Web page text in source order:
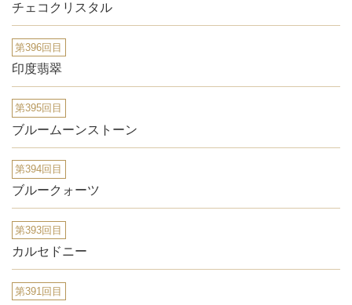
チェコクリスタル
第396回目
印度翡翠
第395回目
ブルームーンストーン
第394回目
ブルークォーツ
第393回目
カルセドニー
第391回目